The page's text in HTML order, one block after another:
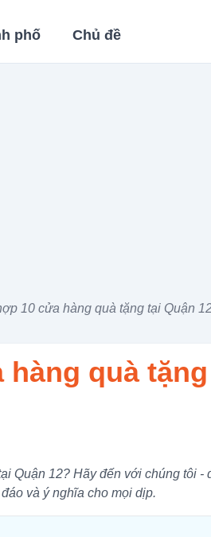
phố Chủ đề
10 cửa hàng quà tặng tại Quận
quà
Quận 12? Hãy đến với chúng tôi -
và ý nghĩa cho mọi dịp.